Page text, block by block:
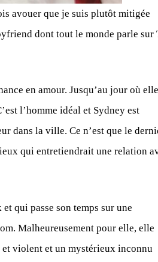
avouer que je suis plutôt mitigée
dont tout le monde parle sur
en amour. Jusqu’au jour où elle
l’homme idéal et Sydney est
dans la ville. Ce n’est que le
qui entretiendrait une relation
qui passe son temps sur une
Malheureusement pour elle, elle
violent et un mystérieux inconnu